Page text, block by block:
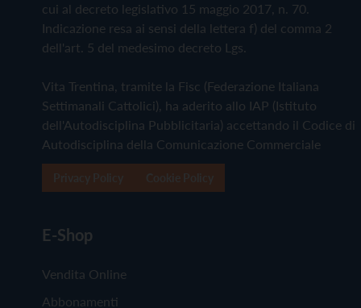
cui al decreto legislativo 15 maggio 2017, n. 70.
Indicazione resa ai sensi della lettera f) del comma 2
dell'art. 5 del medesimo decreto Lgs.
Vita Trentina, tramite la Fisc (Federazione Italiana
Settimanali Cattolici), ha aderito allo IAP (Istituto
dell'Autodisciplina Pubblicitaria) accettando il Codice di
Autodisciplina della Comunicazione Commerciale
E-Shop
Vendita Online
Abbonamenti